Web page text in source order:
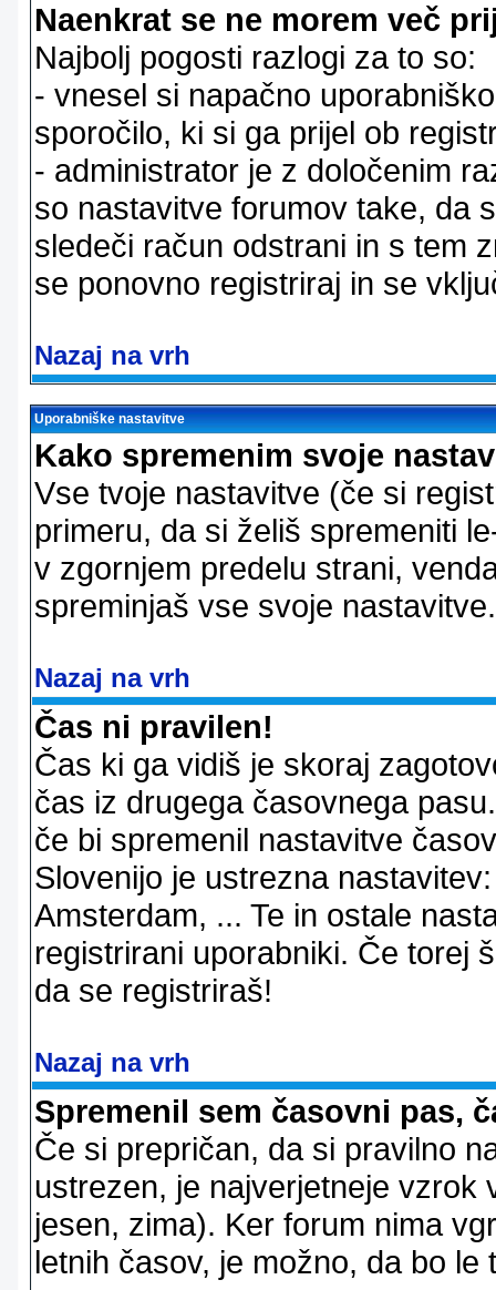
Naenkrat se ne morem več
Najbolj pogosti razlogi za to so:
- vnesel si napačno
sporočilo, ki si ga prijel ob
- administrator je z določenim
so nastavitve forumov take, da
sledeči račun odstrani in s tem
se ponovno registriraj in se
Nazaj na vrh
Uporabniške nastavitve
Kako spremenim svoje
Vse tvoje nastavitve (če si
primeru, da si želiš spremeniti
v zgornjem predelu strani,
spreminjaš vse svoje nastavitve.
Nazaj na vrh
Čas ni pravilen!
Čas ki ga vidiš je skoraj
čas iz drugega časovnega
če bi spremenil nastavitve
Slovenijo je ustrezna
Amsterdam, ... Te in ostale
registrirani uporabniki. Če torej
da se registriraš!
Nazaj na vrh
Spremenil sem časovni pas,
Če si prepričan, da si pravilno
ustrezen, je najverjetneje vzrok
jesen, zima). Ker forum nima
letnih časov, je možno, da bo le